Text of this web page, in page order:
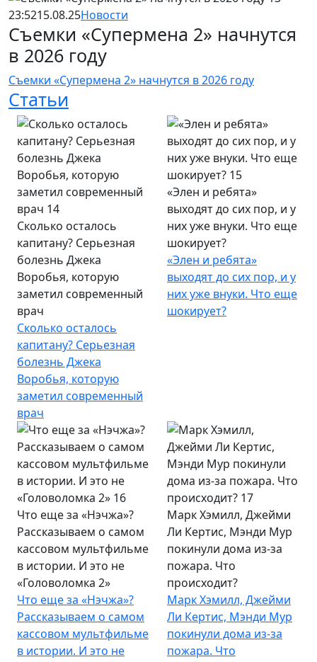
23:5215.08.25Новости
Съемки «Супермена 2» начнутся
в 2026 году
Съемки «Супермена 2» начнутся в 2026 году
Статьи
Сколько осталось
капитану? Серьезная
болезнь Джека
Воробья, которую
заметил современный
врач
Сколько осталось
капитану? Серьезная
болезнь Джека
Воробья, которую
заметил современный
врач
«Элен и ребята»
выходят до сих пор, и у
них уже внуки. Что еще
шокирует?
«Элен и ребята»
выходят до сих пор, и у
них уже внуки. Что еще
шокирует?
Что еще за «Нэчжа»?
Рассказываем о самом
кассовом мультфильме
в истории. И это не
«Головоломка 2»
Что еще за «Нэчжа»?
Рассказываем о самом
кассовом мультфильме
в истории. И это не
Марк Хэмилл, Джейми
Ли Кертис, Мэнди Мур
покинули дома из-за
пожара. Что
происходит?
Марк Хэмилл, Джейми
Ли Кертис, Мэнди Мур
покинули дома из-за
пожара. Что